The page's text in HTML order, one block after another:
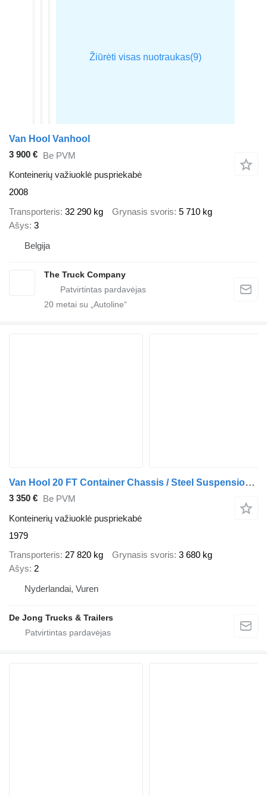
Van Hool Vanhool
3 900 € Be PVM
Konteinerių važiuoklė puspriekabė
2008
Transporteris 32 290 kg Grynasis svoris 5 710 kg
Ašys 3
Belgija
The Truck Company
20 metai su „Autoline“
Van Hool 20 FT Container Chassis / Steel Suspension / Double Tyres
3 350 € Be PVM
Konteinerių važiuoklė puspriekabė
1979
Transporteris 27 820 kg Grynasis svoris 3 680 kg
Ašys 2
Nyderlandai, Vuren
De Jong Trucks & Trailers